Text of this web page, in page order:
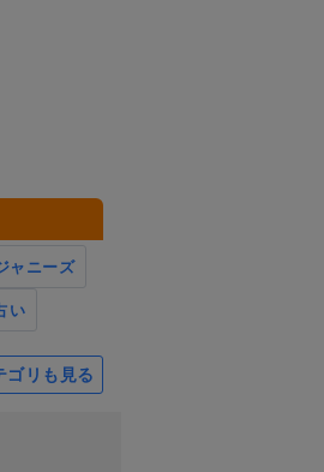
ャニーズ
い
ゴリも見る